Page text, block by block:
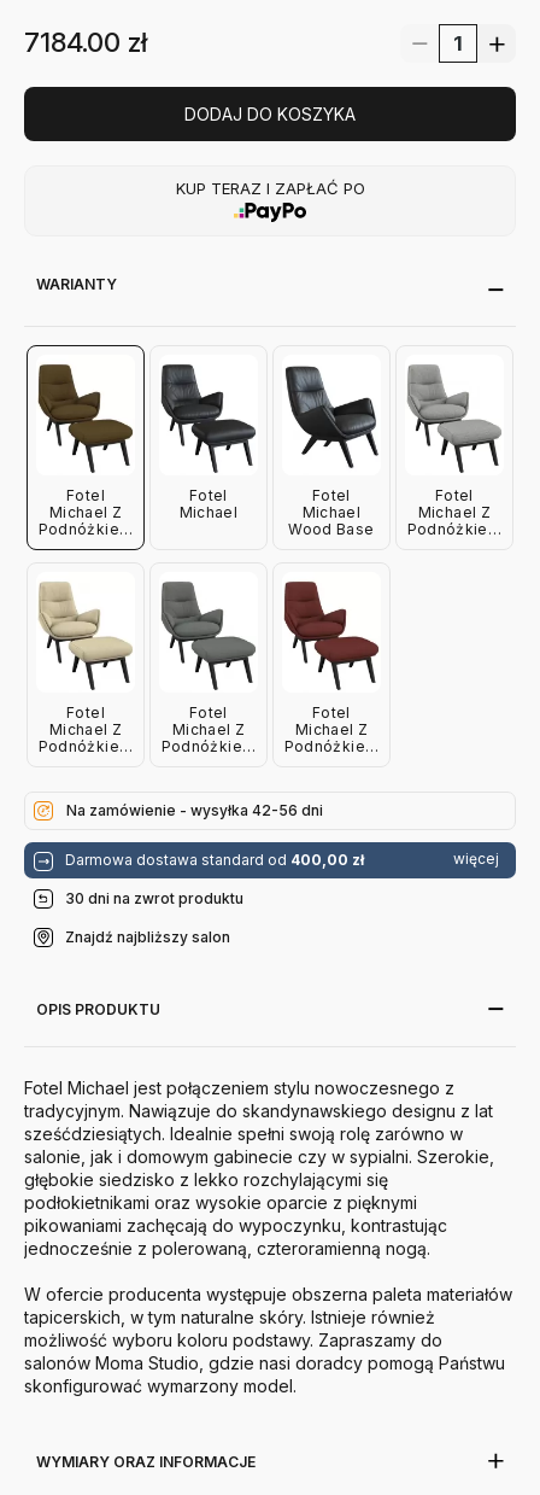
7184.00 zł
DODAJ DO KOSZYKA
KUP TERAZ I ZAPŁAĆ PO
WARIANTY
Fotel
Michael Z
Podnóżkiem
Mustard
Fotel
Michael
Fotel
Michael
Wood Base
Fotel
Michael Z
Podnóżkiem
Fotel
Michael Z
Podnóżkiem
Fotel
Michael Z
Podnóżkiem
Fotel
Michael Z
Podnóżkiem
Na zamówienie - wysyłka 42-56 dni
Darmowa dostawa standard od 400,00 zł więcej
30 dni na zwrot produktu
Znajdź najbliższy salon
OPIS PRODUKTU
Fotel Michael jest połączeniem stylu nowoczesnego z
tradycyjnym. Nawiązuje do skandynawskiego designu z lat
sześćdziesiątych. Idealnie spełni swoją rolę zarówno w
salonie, jak i domowym gabinecie czy w sypialni. Szerokie,
głębokie siedzisko z lekko rozchylającymi się
podłokietnikami oraz wysokie oparcie z pięknymi
pikowaniami zachęcają do wypoczynku, kontrastując
jednocześnie z polerowaną, czteroramienną nogą.
W ofercie producenta występuje obszerna paleta materiałów
tapicerskich, w tym naturalne skóry. Istnieje również
możliwość wyboru koloru podstawy. Zapraszamy do
salonów Moma Studio, gdzie nasi doradcy pomogą Państwu
skonfigurować wymarzony model.
WYMIARY ORAZ INFORMACJE